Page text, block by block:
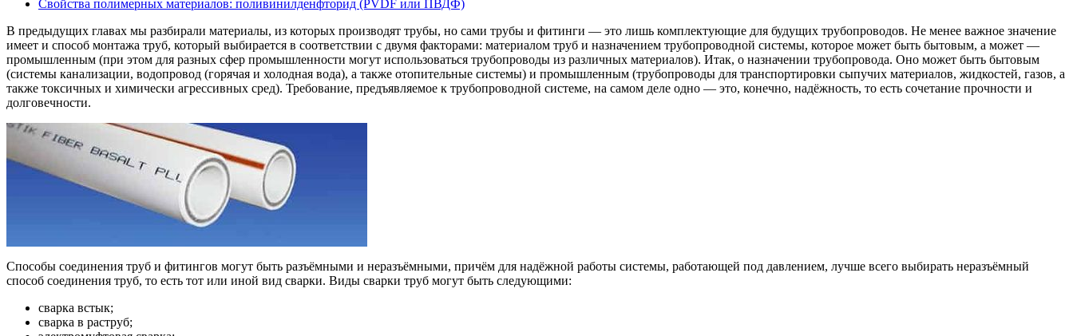
Свойства полимерных материалов: поливинилденфторид (PVDF или ПВДФ)
В предыдущих главах мы разбирали материалы, из которых производят трубы, но сами трубы и фитинги — это лишь комплектующие для будущих трубопроводов. Не менее важное значение
имеет и способ монтажа труб, который выбирается в соответствии с двумя факторами: материалом труб и назначением трубопроводной системы, которое может быть бытовым, а может —
промышленным (при этом для разных сфер промышленности могут использоваться трубопроводы из различных материалов). Итак, о назначении трубопровода. Оно может быть бытовым
(системы канализации, водопровод (горячая и холодная вода), а также отопительные системы) и промышленным (трубопроводы для транспортировки сыпучих материалов, жидкостей, газов, а
также токсичных и химически агрессивных сред). Требование, предъявляемое к трубопроводной системе, на самом деле одно — это, конечно, надёжность, то есть сочетание прочности и
долговечности.
Способы соединения труб и фитингов могут быть разъёмными и неразъёмными, причём для надёжной работы системы, работающей под давлением, лучше всего выбирать неразъёмный
способ соединения труб, то есть тот или иной вид сварки. Виды сварки труб могут быть следующими:
сварка встык;
сварка в раструб;